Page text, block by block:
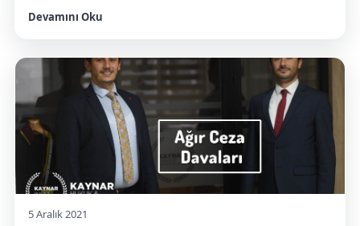
da bilinçsiz olarak bu suç unsurlarından bir tanesi ile
ilişkilendirilebilirsiniz. Böyle bir durum ile karşılaştığınız
kendi lehinize sonuçlanmasını sağlamanız gerekli. Çok
sayıda avukatın […]
Devamını Oku
5 Aralık 2021